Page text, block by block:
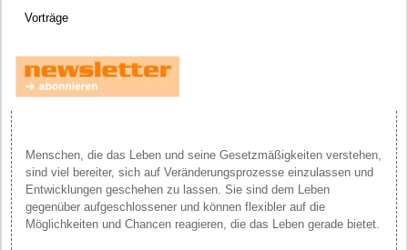
Vorträge
Menschen, die das Leben und seine Gesetzmäßigkeiten verstehen,
sind viel bereiter, sich auf Veränderungsprozesse einzulassen und
Entwicklungen geschehen zu lassen. Sie sind dem Leben
gegenüber aufgeschlossener und können flexibler auf die
Möglichkeiten und Chancen reagieren, die das Leben gerade bietet.